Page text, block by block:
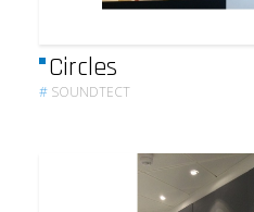
Circles
# SOUNDTECT